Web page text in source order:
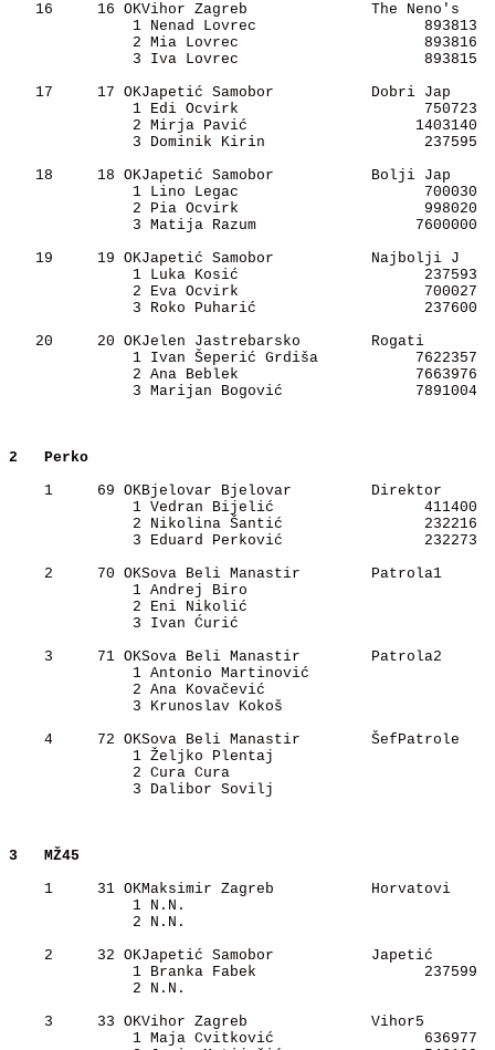
16     16 OKVihor Zagreb              The
              1 Nenad Lovrec                   893813
              2 Mia Lovrec                     893816
              3 Iva Lovrec                     893815
17     17 OKJapetić Samobor           Dobri
              1 Edi Ocvirk                     750723
              2 Mirja Pavić                   1403140
              3 Dominik Kirin                  237595
18     18 OKJapetić Samobor           Bolji
              1 Lino Legac                     700030
              2 Pia Ocvirk                     998020
              3 Matija Razum                  7600000
19     19 OKJapetić Samobor
              1 Luka Kosić                     237593
              2 Eva Ocvirk                     700027
              3 Roko Puharić                   237600
20     20 OKJelen Jastrebarsko        Rogati
              1 Ivan Šeperić Grdiša           7622357
              2 Ana Beblek                    7663976
              3 Marijan Bogović               7891004
2
Perko
1     69 OKBjelovar Bjelovar
              1 Vedran Bijelić                 411400
              2 Nikolina Šantić                232216
              3 Eduard Perković                232273
2     70 OKSova Beli Manastir
              1 Andrej Biro
              2 Eni Nikolić
              3 Ivan Ćurić
3     71 OKSova Beli Manastir
              1 Antonio Martinović
              2 Ana Kovačević
              3 Krunoslav Kokoš
4     72 OKSova Beli Manastir
              1 Željko Plentaj
              2 Cura Cura
              3 Dalibor Sovilj
3
MŽ45
1     31 OKMaksimir Zagreb
              1 N.N.
              2 N.N.
2     32 OKJapetić Samobor
              1 Branka Fabek                   237599
              2 N.N.
3     33 OKVihor Zagreb              Vihor5
              1 Maja Cvitković                 636977